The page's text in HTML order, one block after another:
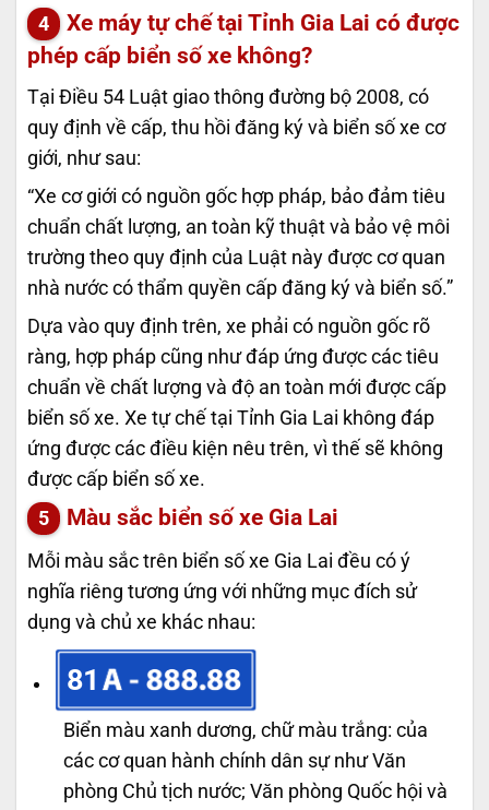
Xe máy tự chế tại Tỉnh Gia Lai có được
phép cấp biển số xe không?
Tại Điều 54 Luật giao thông đường bộ 2008, có
quy định về cấp, thu hồi đăng ký và biển số xe cơ
giới, như sau:
“Xe cơ giới có nguồn gốc hợp pháp, bảo đảm tiêu
chuẩn chất lượng, an toàn kỹ thuật và bảo vệ môi
trường theo quy định của Luật này được cơ quan
nhà nước có thẩm quyền cấp đăng ký và biển số.”
Dựa vào quy định trên, xe phải có nguồn gốc rõ
ràng, hợp pháp cũng như đáp ứng được các tiêu
chuẩn về chất lượng và độ an toàn mới được cấp
biển số xe. Xe tự chế tại Tỉnh Gia Lai không đáp
ứng được các điều kiện nêu trên, vì thế sẽ không
được cấp biển số xe.
Màu sắc biển số xe Gia Lai
Mỗi màu sắc trên biển số xe Gia Lai đều có ý
nghĩa riêng tương ứng với những mục đích sử
dụng và chủ xe khác nhau:
81
Biển màu xanh dương, chữ màu trắng: của
các cơ quan hành chính dân sự như Văn
phòng Chủ tịch nước; Văn phòng Quốc hội và